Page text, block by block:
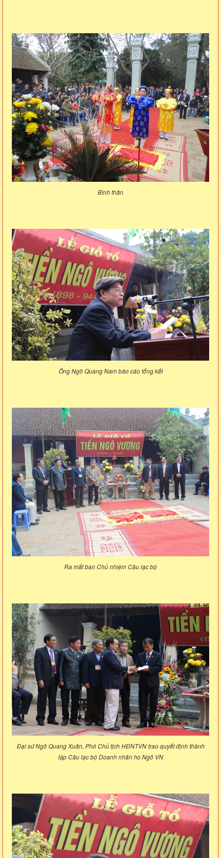
Bình thân
Ông Ngô Quang Nam báo cáo tổng kết
Ra mắt ban Chủ nhiệm Câu lạc bộ
Đại sứ Ngô Quang Xuân, Phó Chủ tịch HĐNTVN trao quyết định thành
lập Câu lạc bộ Doanh nhân họ Ngô VN